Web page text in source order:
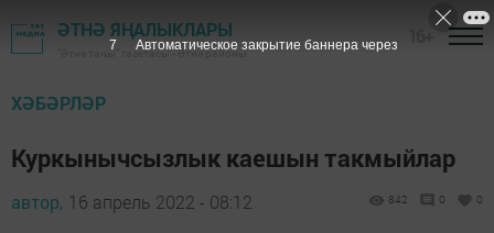
ӘТНӘ ЯҢАЛЫКЛАРЫ
"Әтнә таңы" газетасы - Әтнә районы
ХӘБӘРЛӘР
Куркынычсызлык каешын такмыйлар
автор, 16 апрель 2022 - 08:12 842 0 0
6 Автоматическое закрытие баннера через